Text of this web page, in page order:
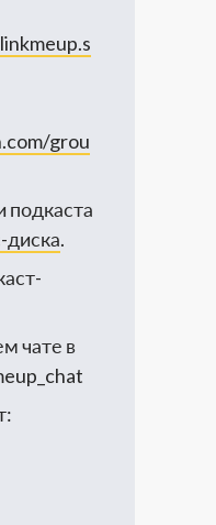
grou
подкаста
диска.
чате в